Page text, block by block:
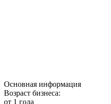
Основная информация
Возраст бизнеса:
от 1 года